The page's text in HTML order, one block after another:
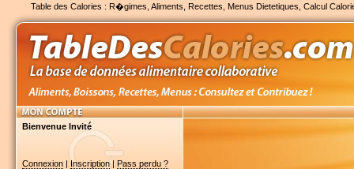
Table des Calories : R�gimes, Aliments, Recettes, Menus Dietetiques, Calcul
Bienvenue Invité
Connexion| Inscription| Pass perdu ?